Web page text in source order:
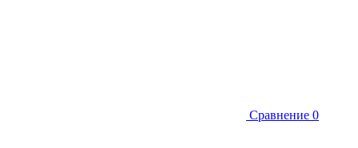
Сравнение 0